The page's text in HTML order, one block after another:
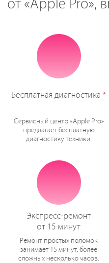
от «Apple Pro»,
Бесплатная диагностика *
Сервисный центр «Apple Pro»
предлагает бесплатную
диагностику техники.
Экспресс-ремонт
от 15 минут
Ремонт простых поломок
занимает 15 минут, более
сложных несколько часов.